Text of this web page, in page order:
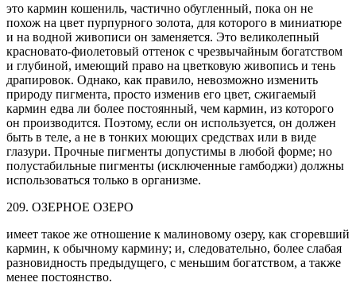
это кармин кошениль, частично обугленный, пока он не
похож на цвет пурпурного золота, для которого в миниатюре
и на водной живописи он заменяется. Это великолепный
красновато-фиолетовый оттенок с чрезвычайным богатством
и глубиной, имеющий право на цветковую живопись и тень
драпировок. Однако, как правило, невозможно изменить
природу пигмента, просто изменив его цвет, сжигаемый
кармин едва ли более постоянный, чем кармин, из которого
он производится. Поэтому, если он используется, он должен
быть в теле, а не в тонких моющих средствах или в виде
глазури. Прочные пигменты допустимы в любой форме; но
полустабильные пигменты (исключенные гамбоджи) должны
использоваться только в организме.
209. ОЗЕРНОЕ ОЗЕРО
имеет такое же отношение к малиновому озеру, как сгоревший
кармин, к обычному кармину; и, следовательно, более слабая
разновидность предыдущего, с меньшим богатством, а также
менее постоянство.